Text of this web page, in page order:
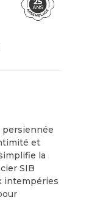
persiennée
et
la
SIB
intempéries